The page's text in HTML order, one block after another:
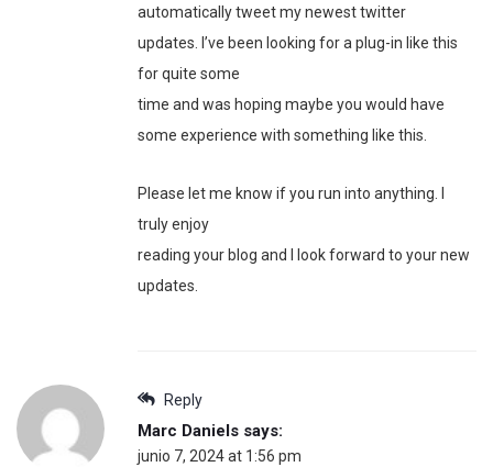
automatically tweet my newest twitter
updates. I’ve been looking for a plug-in like this
for quite some
time and was hoping maybe you would have
some experience with something like this.
Please let me know if you run into anything. I
truly enjoy
reading your blog and I look forward to your new
updates.
Reply
Marc Daniels says:
junio 7, 2024 at 1:56 pm